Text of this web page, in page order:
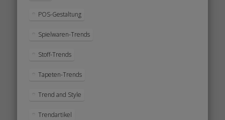
POS-Gestaltung
Spielwaren-Trends
Stoff-Trends
Tapeten-Trends
Trend and Style
Trendartikel